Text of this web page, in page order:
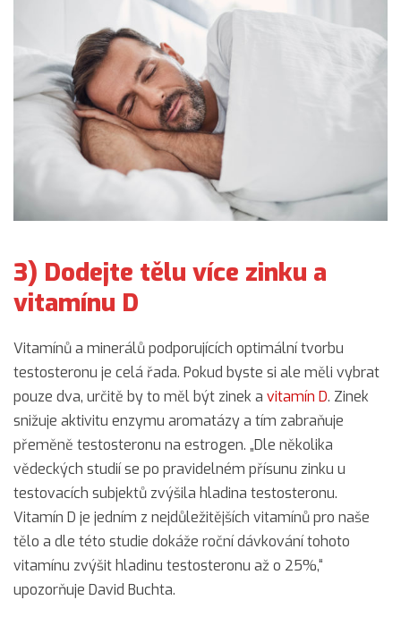
3) Dodejte tělu více zinku a
vitamínu D
Vitamínů a minerálů podporujících optimální tvorbu
testosteronu je celá řada. Pokud byste si ale měli vybrat
pouze dva, určitě by to měl být zinek a vitamín D. Zinek
snižuje aktivitu enzymu aromatázy a tím zabraňuje
přeměně testosteronu na estrogen. „Dle několika
vědeckých studií se po pravidelném přísunu zinku u
testovacích subjektů zvýšila hladina testosteronu.
Vitamín D je jedním z nejdůležitějších vitamínů pro naše
tělo a dle této studie dokáže roční dávkování tohoto
vitamínu zvýšit hladinu testosteronu až o 25%,“
upozorňuje David Buchta.